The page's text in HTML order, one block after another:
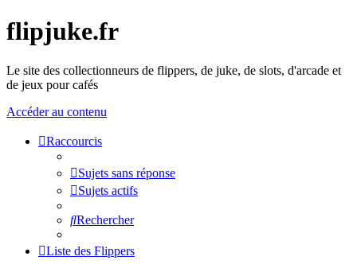
flipjuke.fr
Le site des collectionneurs de flippers, de juke, de slots, d'arcade et
de jeux pour cafés
Accéder au contenu
Raccourcis
Sujets sans réponse
Sujets actifs
Rechercher
Liste des Flippers